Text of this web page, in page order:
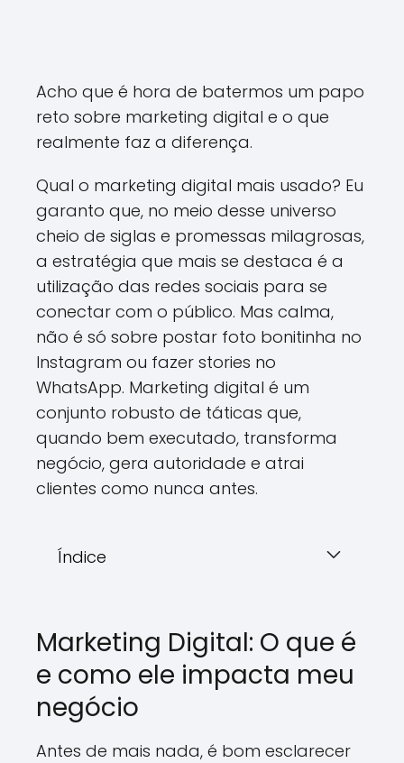
Acho que é hora de batermos um papo
reto sobre marketing digital e o que
realmente faz a diferença.
Qual o marketing digital mais usado? Eu
garanto que, no meio desse universo
cheio de siglas e promessas milagrosas,
a estratégia que mais se destaca é a
utilização das redes sociais para se
conectar com o público. Mas calma,
não é só sobre postar foto bonitinha no
Instagram ou fazer stories no
WhatsApp. Marketing digital é um
conjunto robusto de táticas que,
quando bem executado, transforma
negócio, gera autoridade e atrai
clientes como nunca antes.
Índice
Marketing Digital: O que é
e como ele impacta meu
negócio
Antes de mais nada, é bom esclarecer